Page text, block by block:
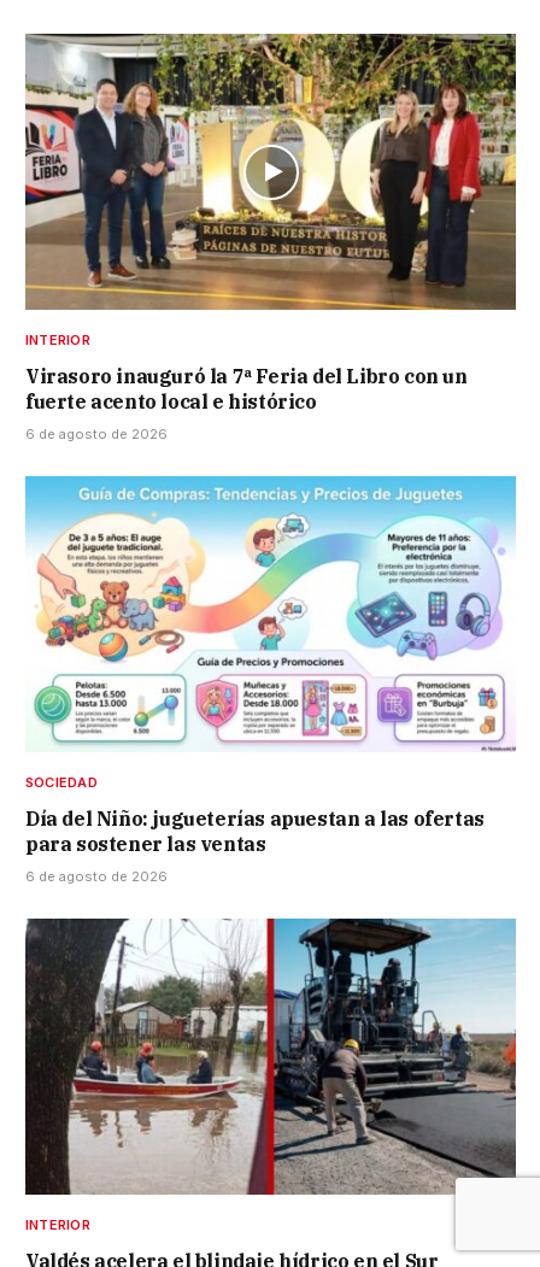
INTERIOR
Virasoro inauguró la 7ª Feria del Libro con un
fuerte acento local e histórico
6 de agosto de 2026
SOCIEDAD
Día del Niño: jugueterías apuestan a las ofertas
para sostener las ventas
6 de agosto de 2026
INTERIOR
Valdés acelera el blindaje hídrico en el Sur